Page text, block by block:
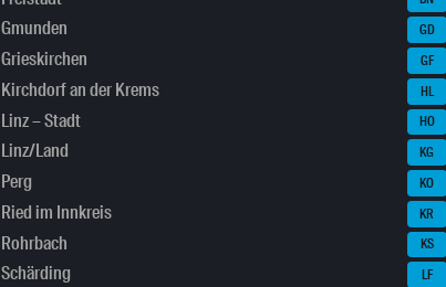
Gmunden
Grieskirchen
Kirchdorf an der Krems
Linz – Stadt
Linz/Land
Perg
Ried im Innkreis
Rohrbach
Schärding
GD
GF
HL
HO
KG
KO
KR
KS
LF